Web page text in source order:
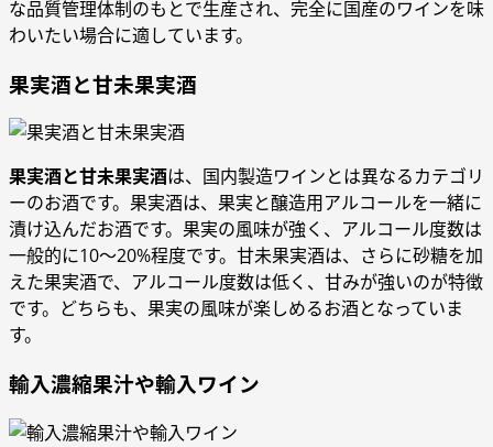
な品質管理体制のもとで生産され、完全に国産のワインを味
わいたい場合に適しています。
果実酒と甘未果実酒
果実酒と甘未果実酒は、国内製造ワインとは異なるカテゴリ
ーのお酒です。果実酒は、果実と醸造用アルコールを一緒に
漬け込んだお酒です。果実の風味が強く、アルコール度数は
一般的に10～20%程度です。甘未果実酒は、さらに砂糖を加
えた果実酒で、アルコール度数は低く、甘みが強いのが特徴
です。どちらも、果実の風味が楽しめるお酒となっていま
す。
輸入濃縮果汁や輸入ワイン